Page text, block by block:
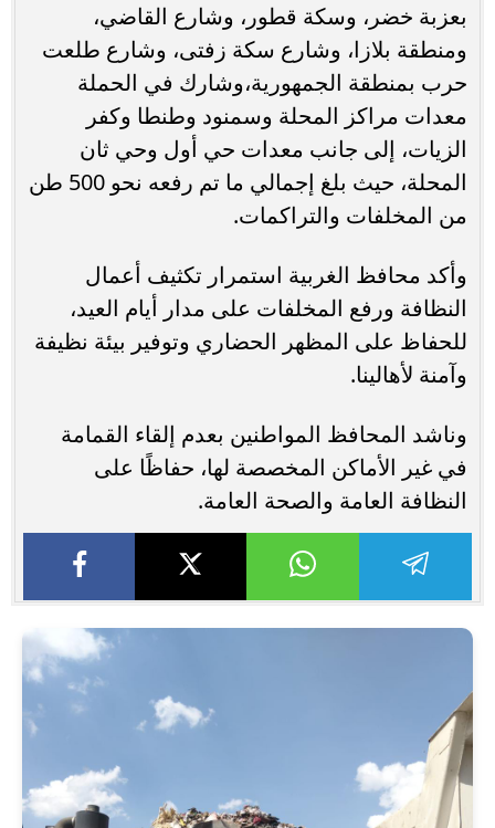
بعزبة خضر، وسكة قطور، وشارع القاضي،
ومنطقة بلازا، وشارع سكة زفتى، وشارع طلعت
حرب بمنطقة الجمهورية،وشارك في الحملة
معدات مراكز المحلة وسمنود وطنطا وكفر
الزيات، إلى جانب معدات حي أول وحي ثان
المحلة، حيث بلغ إجمالي ما تم رفعه نحو 500 طن
من المخلفات والتراكمات.
وأكد محافظ الغربية استمرار تكثيف أعمال
النظافة ورفع المخلفات على مدار أيام العيد،
للحفاظ على المظهر الحضاري وتوفير بيئة نظيفة
وآمنة لأهالينا.
وناشد المحافظ المواطنين بعدم إلقاء القمامة
في غير الأماكن المخصصة لها، حفاظًا على
النظافة العامة والصحة العامة.